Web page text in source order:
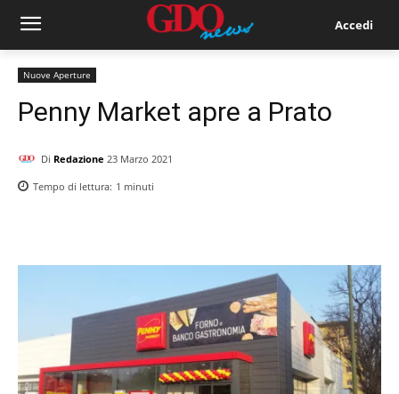
Accedi
Nuove Aperture
Penny Market apre a Prato
Di Redazione 23 Marzo 2021
Tempo di lettura: 1 minuti